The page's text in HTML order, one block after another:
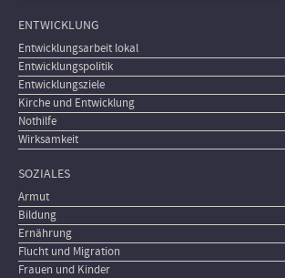
ENTWICKLUNG
Entwicklungsarbeit lokal
Entwicklungspolitik
Entwicklungsziele
Kirche und Entwicklung
Nothilfe
Wirksamkeit
SOZIALES
Armut
Bildung
Ernährung
Flucht und Migration
Frauen und Kinder